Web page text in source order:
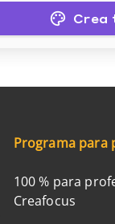
Crea
Programa para
100 % para
Creafocus